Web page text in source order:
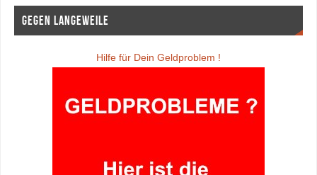
Gegen Langeweile
Hilfe für Dein Geldproblem !